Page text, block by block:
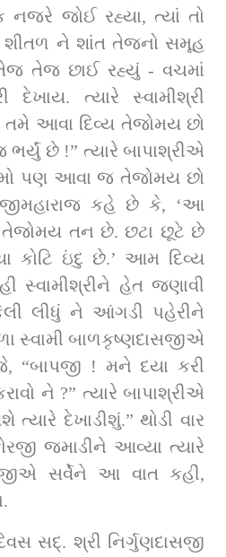
નજરે જોઈ રહ્યા, ત્યાં તો
શીતળ ને શાંત તેજનો સમૂહ
તેજ તેજ છાઈ રહ્યું - વચમાં
દેખાય. ત્યારે સ્વામીશ્રી
તમે આવા દિવ્ય તેજોમય છો
છે !” ત્યારે બાપાશ્રીએ
પણ આવા જ તેજોમય છો
કહે છે કે, ‘આ
તન છે. છટા છૂટે છે
કોટિ ઇંદુ છે.’ આમ દિવ્ય
સ્વામીશ્રીને હેત જણાવી
લીધું ને આંગડી પહેરીને
સ્વામી બાળકૃષ્ણદાસજીએ
“બાપજી ! મને દયા કરી
ને ?” ત્યારે બાપાશ્રીએ
દેખાડીશું.” થોડી વાર
જમાડીને આવ્યા ત્યારે
સર્વેને આ વાત કહી,
સદ્. શ્રી નિર્ગુણદાસજી